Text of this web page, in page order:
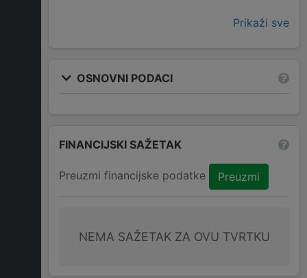
Prikaži sve
OSNOVNI PODACI
FINANCIJSKI SAŽETAK
Preuzmi financijske podatke Preuzmi
NEMA SAŽETAK ZA OVU TVRTKU